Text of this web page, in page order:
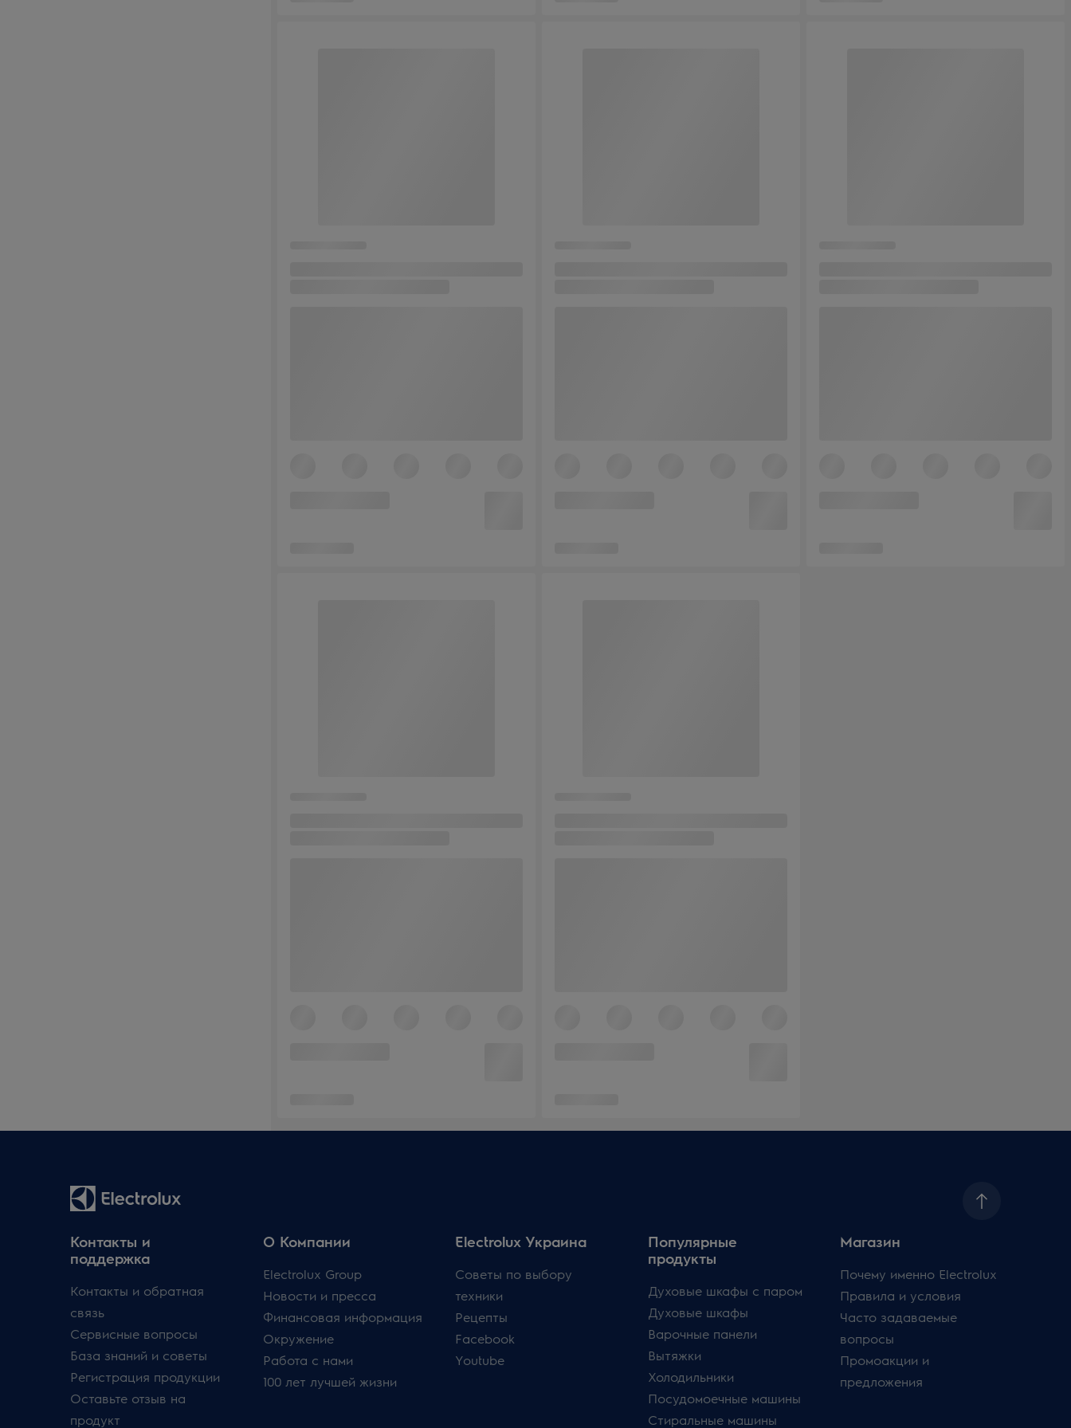
Контакты и
поддержка
Контакты и обратная
связь
Сервисные вопросы
База знаний и советы
Регистрация продукции
Оставьте отзыв на
продукт
О Компании
Electrolux Group
Новости и пресса
Финансовая информация
Окружение
Работа с нами
100 лет лучшей жизни
Electrolux Украина
Советы по выбору
техники
Рецепты
Facebook
Youtube
Популярные
продукты
Духовые шкафы с паром
Духовые шкафы
Варочные панели
Вытяжки
Холодильники
Посудомоечные машины
Стиральные машины
Магазин
Почему именно Electrolux
Правила и условия
Часто задаваемые
вопросы
Промоакции и
предложения